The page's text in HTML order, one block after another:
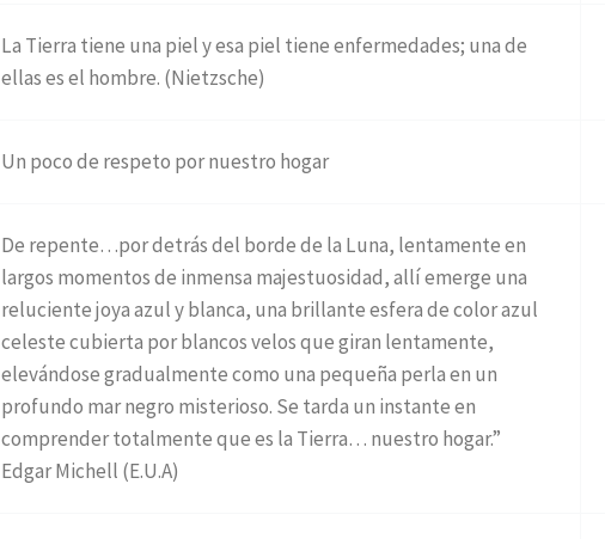
La Tierra tiene una piel y esa piel tiene enfermedades; una de
ellas es el hombre. (Nietzsche)
Un poco de respeto por nuestro hogar
De repente…por detrás del borde de la Luna, lentamente en
largos momentos de inmensa majestuosidad, allí emerge una
reluciente joya azul y blanca, una brillante esfera de color azul
celeste cubierta por blancos velos que giran lentamente,
elevándose gradualmente como una pequeña perla en un
profundo mar negro misterioso. Se tarda un instante en
comprender totalmente que es la Tierra… nuestro hogar.”
Edgar Michell (E.U.A)